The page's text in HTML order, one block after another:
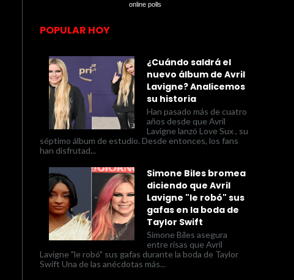
online polls
POPULAR HOY
¿Cuándo saldrá el
nuevo álbum de Avril
Lavigne? Analicemos
su historia
Han pasado más de cuatro
años desde que Avril
Lavigne lanzó Love Sux , su
séptimo álbum de estudio. Desde entonces, los fans
han disfrutad...
Simone Biles bromea
diciendo que Avril
Lavigne "le robó" sus
gafas en la boda de
Taylor Swift
Simone Biles asegura
entre risas que Avril
Lavigne "le robó" sus gafas durante la boda de Taylor
Swift Una de las anécdotas más...